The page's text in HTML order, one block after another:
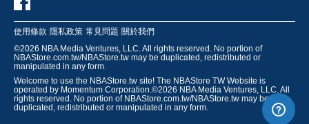
使用條款 隱私政策 常見問題 關於我們
©2026 NBA Media Ventures, LLC. All rights reserved. No portion of
NBAStore.com.tw/NBAStore.tw may be duplicated, redistributed or
manipulated in any form.
Welcome to use the NBAStore.tw site! The NBAStore TW Website is
operated by Momentum Corporation.©2026 NBA Media Ventures, LLC. All
rights reserved. No portion of NBAStore.com.tw/NBAStore.tw may be
duplicated, redistributed or manipulated in any form.